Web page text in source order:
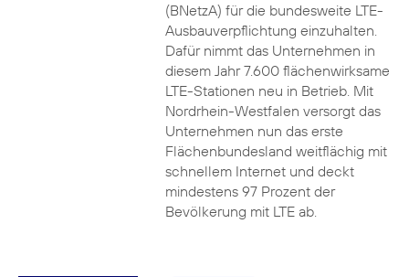
(BNetzA) für die bundesweite LTE-
Ausbauverpflichtung einzuhalten.
Dafür nimmt das Unternehmen in
diesem Jahr 7.600 flächenwirksame
LTE-Stationen neu in Betrieb. Mit
Nordrhein-Westfalen versorgt das
Unternehmen nun das erste
Flächenbundesland weitflächig mit
schnellem Internet und deckt
mindestens 97 Prozent der
Bevölkerung mit LTE ab.